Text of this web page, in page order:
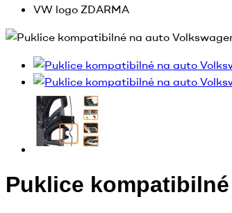
VW logo ZDARMA
Puklice